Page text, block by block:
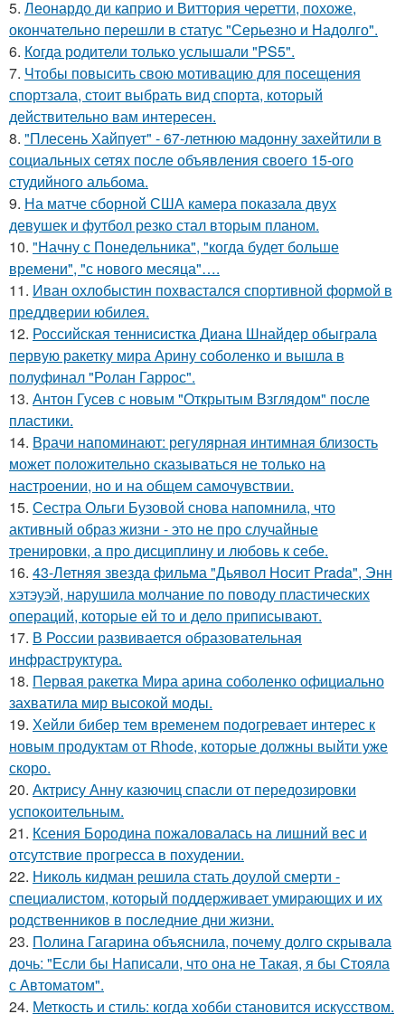
5. Леонардо ди каприо и Виттория черетти, похоже,
окончательно перешли в статус "Серьезно и Надолго".
6. Когда родители только услышали "PS5".
7. Чтобы повысить свою мотивацию для посещения
спортзала, стоит выбрать вид спорта, который
действительно вам интересен.
8. "Плесень Хайпует" - 67-летнюю мадонну захейтили в
социальных сетях после объявления своего 15-ого
студийного альбома.
9. На матче сборной США камера показала двух
девушек и футбол резко стал вторым планом.
10. "Начну с Понедельника", "когда будет больше
времени", "с нового месяца"….
11. Иван охлобыстин похвастался спортивной формой в
преддверии юбилея.
12. Российская теннисистка Диана Шнайдер обыграла
первую ракетку мира Арину соболенко и вышла в
полуфинал "Ролан Гаррос".
13. Антон Гусев с новым "Открытым Взглядом" после
пластики.
14. Врачи напоминают: регулярная интимная близость
может положительно сказываться не только на
настроении, но и на общем самочувствии.
15. Сестра Ольги Бузовой снова напомнила, что
активный образ жизни - это не про случайные
тренировки, а про дисциплину и любовь к себе.
16. 43-Летняя звезда фильма "Дьявол Носит Prada", Энн
хэтэуэй, нарушила молчание по поводу пластических
операций, которые ей то и дело приписывают.
17. В России развивается образовательная
инфраструктура.
18. Первая ракетка Мира арина соболенко официально
захватила мир высокой моды.
19. Хейли бибер тем временем подогревает интерес к
новым продуктам от Rhode, которые должны выйти уже
скоро.
20. Актрису Анну казючиц спасли от передозировки
успокоительным.
21. Ксения Бородина пожаловалась на лишний вес и
отсутствие прогресса в похудении.
22. Николь кидман решила стать доулой смерти -
специалистом, который поддерживает умирающих и их
родственников в последние дни жизни.
23. Полина Гагарина объяснила, почему долго скрывала
дочь: "Если бы Написали, что она не Такая, я бы Стояла
с Автоматом".
24. Меткость и стиль: когда хобби становится искусством.